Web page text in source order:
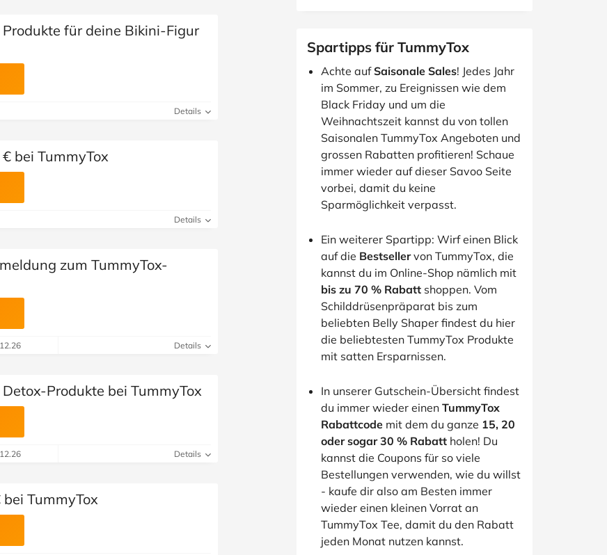
für deine Bikini-Figur
Details
bei TummyTox
Details
zum TummyTox-
Details
Produkte bei TummyTox
Details
TummyTox
Spartipps für TummyTox
Achte aufSaisonale Sales! Jedes Jahr
im Sommer, zu Ereignissen wie dem
Black Friday und um die
Weihnachtszeit kannst du von tollen
Saisonalen TummyTox Angeboten und
grossen Rabatten profitieren! Schaue
immer wieder auf dieser Savoo Seite
vorbei, damit du keine
Sparmöglichkeit verpasst.
Ein weiterer Spartipp: Wirf einen Blick
auf die Bestsellervon TummyTox, die
kannst du im Online-Shop nämlich mit
bis zu 70 % Rabatt shoppen. Vom
Schilddrüsenpräparat bis zum
beliebten Belly Shaper findest du hier
die beliebtesten TummyTox Produkte
mit satten Ersparnissen.
In unserer Gutschein-Übersicht findest
du immer wieder einen TummyTox
Rabattcode mit dem du ganze 15, 20
oder sogar 30 % Rabatt holen! Du
kannst die Coupons für so viele
Bestellungen verwenden, wie du willst
- kaufe dir also am Besten immer
wieder einen kleinen Vorrat an
TummyTox Tee, damit du den Rabatt
jeden Monat nutzen kannst.